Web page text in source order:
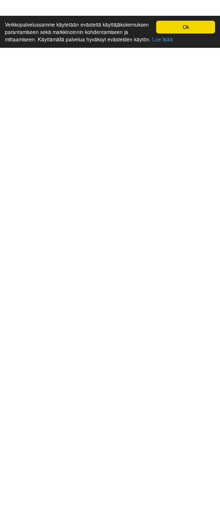
Ok
Verkkopalvelussamme käytetään evästeitä käyttäjäkokemuksen
parantamiseen sekä markkinoinnin kohdentamiseen ja
mittaamiseen. Käyttämällä palvelua hyväksyt evästeiden käytön. Lue lisää